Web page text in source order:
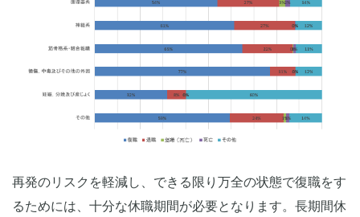
再発のリスクを軽減し、できる限り万全の状態で復職をす
るためには、十分な休職期間が必要となります。長期間休